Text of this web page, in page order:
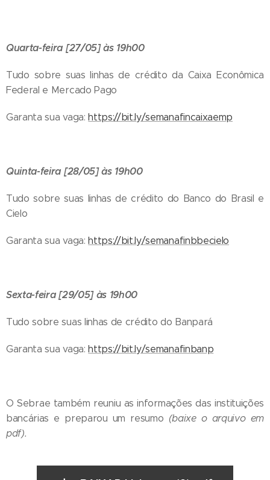
Quarta-feira [27/05] às 19h00
Tudo sobre suas linhas de crédito da Caixa Econômica
Federal e Mercado Pago
Garanta sua vaga:https://bit.ly/semanafincaixaemp
Quinta-feira [28/05] às 19h00
Tudo sobre suas linhas de crédito do Banco do Brasil e
Cielo
Garanta sua vaga:https://bit.ly/semanafinbbecielo
Sexta-feira [29/05] às 19h00
Tudo sobre suas linhas de crédito do Banpará
Garanta sua vaga:https://bit.ly/semanafinbanp
O Sebrae também reuniu as informações das instituições
bancárias e preparou um resumo (baixe o arquivo em
pdf).